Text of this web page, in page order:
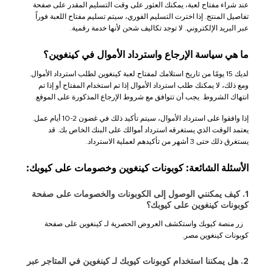
عند شراء مفتاح لعبة، يمكنك العثور على وقت التسليم المقدر على صفحة
تفاصيل المنتج. إذا اخترت التسليم الفوري، سيتم تسليم مفتاح اللعبة فوراً
عبر البريد الإلكتروني. لا توجد تكاليف شحن لأنها خدمة رقمية.
ما هي سياسة الإرجاع واسترداد الأموال في كينغوين؟
لديك 15 يومًا من تاريخ استلامك لمفتاح لعبة كينغوين لطلب استرداد الأموال.
ومع ذلك، لا يمكنك طلب استرداد الأموال إذا تم استخدام المفتاح أو إذا تم
انتهاك الشروط. يجب أن تتوافق مع شروط الإرجاع المذكورة على الموقع.
إذا وافقوا على استرداد الأموال، سيتم تأكيد ذلك في غضون 2-10 أيام عمل.
يعتمد الوقت الذي يستغرقه استرداد أموالك على البنك الخاص بك. قد
يستغرق ذلك حتى 3 أشهر من تأكيدهم لعملية الاسترداد.
الأسئلة الشائعة: كوبونات كينغوين وخصومات على كيوبك:
1. كيف يمكنني الوصول إلى الكوبونات والخصومات على صفحة
كوبونات كينغوين على كيوبك؟
زر منصة كيوبك واستكشف العروض الحصرية لـ كينغوين على صفحة
كوبونات كينغوين مصر.
2. هل يمكننا استخدام كوبونات كيوبك لـ كينغوين في المتاجر عبر